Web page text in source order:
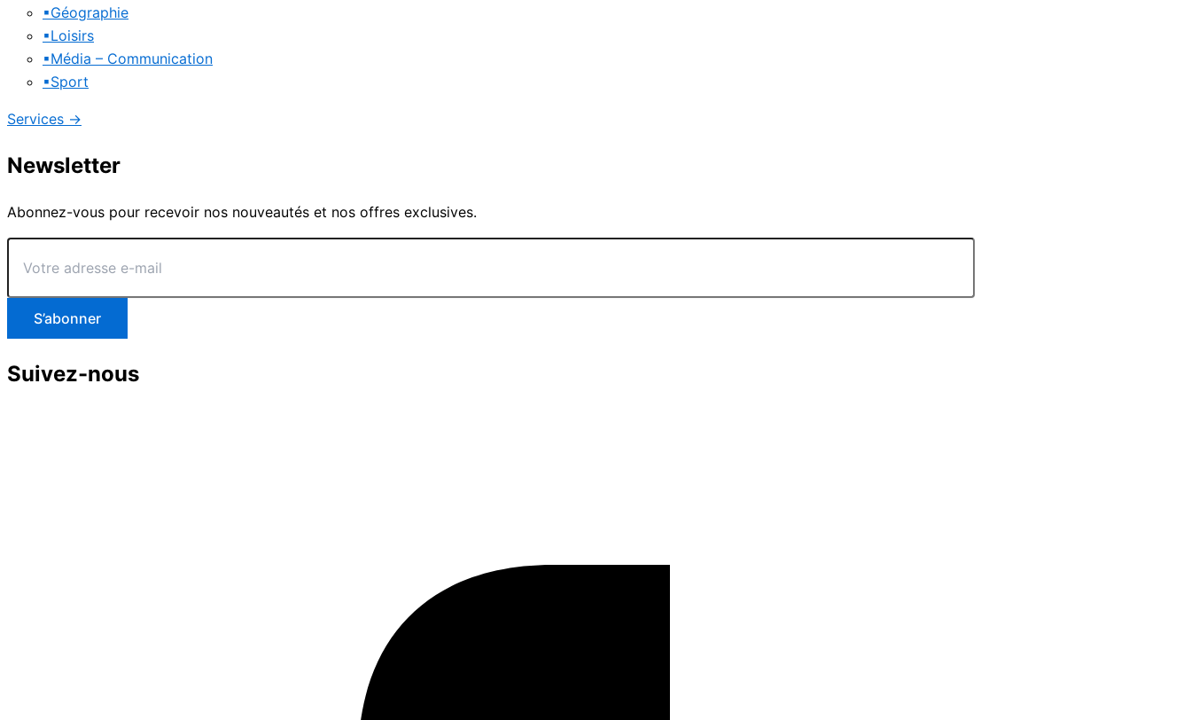
▪Géographie
▪Loisirs
▪Média – Communication
▪Sport
Services →
Newsletter
Abonnez-vous pour recevoir nos nouveautés et nos offres exclusives.
Votre
adresse
mail
S’abonner
Suivez-nous